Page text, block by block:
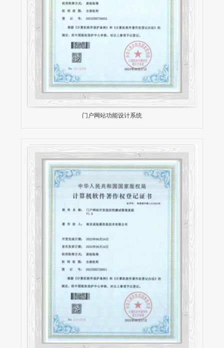
门户网站功能设计系统